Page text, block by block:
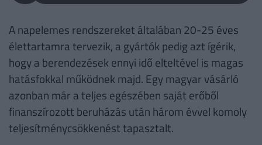
A napelemes rendszereket általában 20-25 éves
élettartamra tervezik, a gyártók pedig azt ígérik,
hogy a berendezések ennyi idő elteltével is magas
hatásfokkal működnek majd. Egy magyar vásárló
azonban már a teljes egészében saját erőből
finanszírozott beruházás után három évvel komoly
teljesítménycsökkenést tapasztalt.